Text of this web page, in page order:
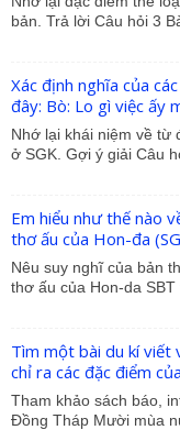
bản. Trả lời Câu hỏi 3
Xác định nghĩa của
đây: Bò: Lo gì việc ấy
Nhớ lại khái niệm về từ
ở SGK. Gợi ý giải Câu
Em hiểu như thế nào
thơ ấu của Hon-đa
Nêu suy nghĩ của bản
thơ ấu của Hon-da SBT
Tìm một bài du kí viết
chỉ ra các đặc điểm
Tham khảo sách báo,
Đồng Tháp Mười mùa